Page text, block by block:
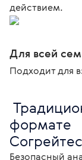
действием.
Для всей
Подходит для
формате
Безопасный